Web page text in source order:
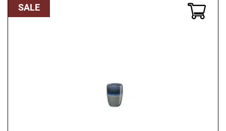
SALE